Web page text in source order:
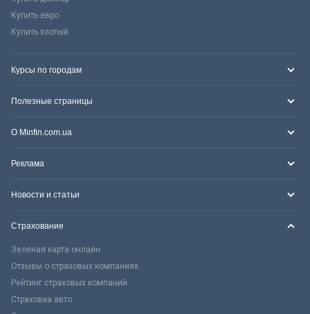
Купить евро
Купить злотый
Курсы по городам
Полезные страницы
О Minfin.com.ua
Реклама
Новости и статьи
Страхование
Зеленая карта онлайн
Отзывы о страховых компаниях
Рейтинг страховых компаний
Страховка авто